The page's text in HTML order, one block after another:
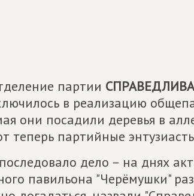
партии
в реализацию
они посадили деревья в
теперь партийные
дело – на днях
павильона "Черёмушки"